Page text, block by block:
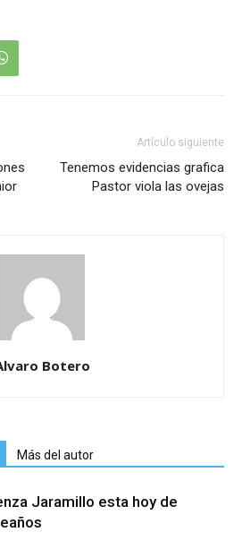
Artículo siguiente
Tenemos evidencias grafica
Pastor viola las ovejas
Botero
Más del autor
Jaramillo esta hoy de